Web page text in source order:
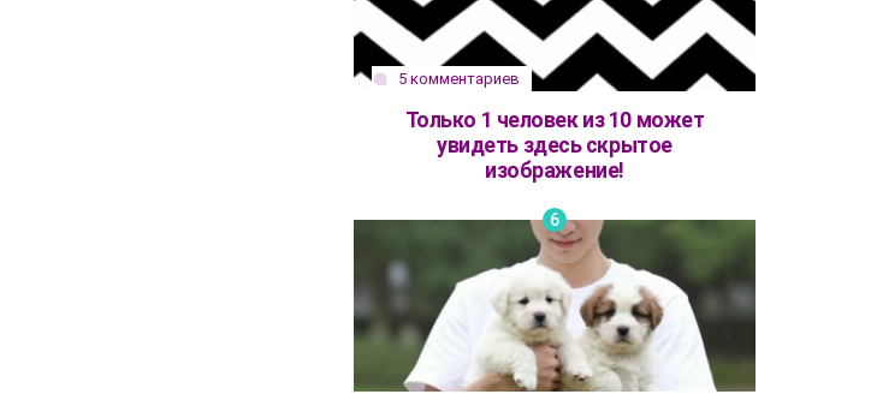
5 комментариев
Только 1 человек из 10 может
увидеть здесь скрытое
изображение!